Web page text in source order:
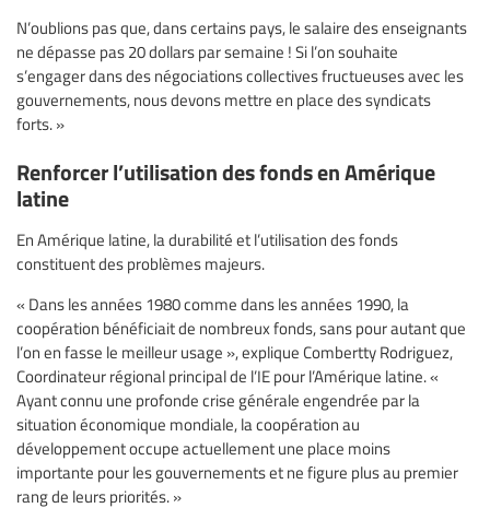
N’oublions pas que, dans certains pays, le salaire des enseignants
ne dépasse pas 20 dollars par semaine ! Si l’on souhaite
s’engager dans des négociations collectives fructueuses avec les
gouvernements, nous devons mettre en place des syndicats
forts. »
Renforcer l’utilisation des fonds en Amérique
latine
En Amérique latine, la durabilité et l’utilisation des fonds
constituent des problèmes majeurs.
« Dans les années 1980 comme dans les années 1990, la
coopération bénéficiait de nombreux fonds, sans pour autant que
l’on en fasse le meilleur usage », explique Combertty Rodriguez,
Coordinateur régional principal de l’IE pour l’Amérique latine. «
Ayant connu une profonde crise générale engendrée par la
situation économique mondiale, la coopération au
développement occupe actuellement une place moins
importante pour les gouvernements et ne figure plus au premier
rang de leurs priorités. »